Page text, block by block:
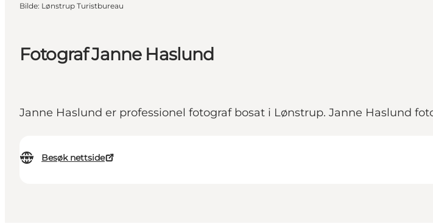
Fotograf Janne Haslund
Janne Haslund er professionel fotograf bosat i Lønstrup. Janne Haslund
Besøk nettside
Bilde: Lønstrup Turistbureau